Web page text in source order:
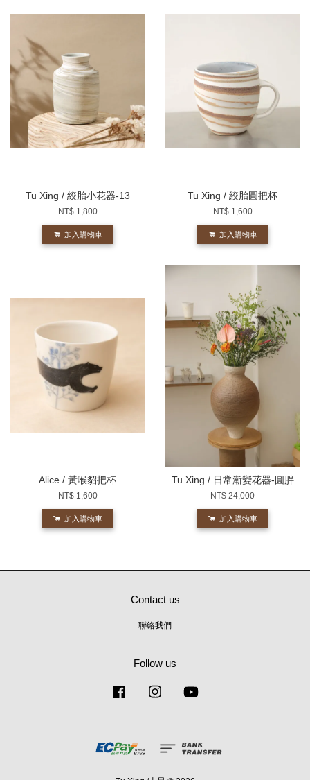
Tu Xing / 絞胎小花器-13
NT$ 1,800
加入購物車
Tu Xing / 絞胎圓把杯
NT$ 1,600
加入購物車
Alice / 黃喉貂把杯
NT$ 1,600
加入購物車
Tu Xing / 日常漸變花器-圓胖
NT$ 24,000
加入購物車
Contact us
聯絡我們
Follow us
Facebook Instagram